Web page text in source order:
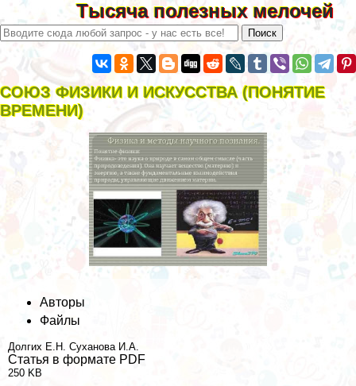
Тысяча полезных мелочей
СОЮЗ ФИЗИКИ И ИСКУССТВА (ПОНЯТИЕ
ВРЕМЕНИ)
Авторы
Файлы
Долгих Е.Н. Суханова И.А.
Статья в формате PDF
250 KB